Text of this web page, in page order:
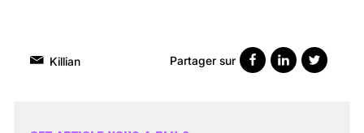
Killian Partager sur